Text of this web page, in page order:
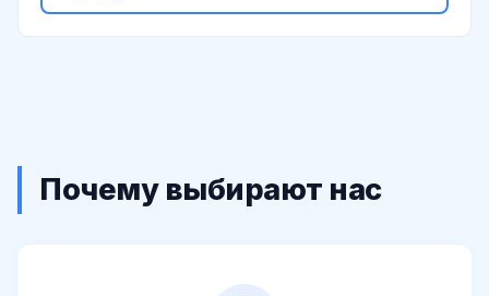
Почему выбирают нас